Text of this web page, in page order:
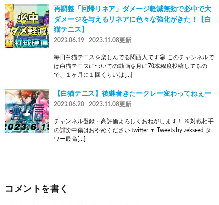
再調整「回帰リネア」ダメージ軽減無効で必中で大
ダメージを与えるリネアに色々な強化がきた！【白
猫テニス】
2023.06.19 2023.11.08更新
毎日白猫テニスを楽しんでる関西人です😁 このチャンネルで
は白猫テニスについての動画を月に70本程度投稿してるの
で、１ヶ月に１回くらいは[…]
【白猫テニス】後継者きたークレー変わってねぇー
2023.06.20 2023.11.08更新
チャンネル登録・高評価よろしくおねがします！ ※対戦相手
の誹謗中傷はおやめください twitter ▼ Tweets by zekseed タ
ワー最高[…]
コメントを書く